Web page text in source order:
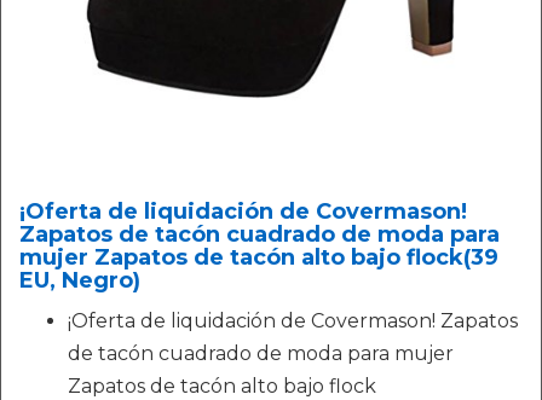
¡Oferta de liquidación de Covermason!
Zapatos de tacón cuadrado de moda para
mujer Zapatos de tacón alto bajo flock(39
EU, Negro)
¡Oferta de liquidación de Covermason! Zapatos
de tacón cuadrado de moda para mujer
Zapatos de tacón alto bajo flock